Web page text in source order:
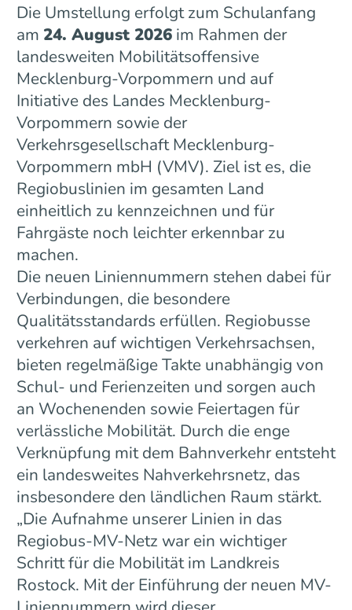
Die Umstellung erfolgt zum Schulanfang
am 24. August 2026im Rahmen der
landesweiten Mobilitätsoffensive
Mecklenburg-Vorpommern und auf
Initiative des Landes Mecklenburg-
Vorpommern sowie der
Verkehrsgesellschaft Mecklenburg-
Vorpommern mbH (VMV). Ziel ist es, die
Regiobuslinien im gesamten Land
einheitlich zu kennzeichnen und für
Fahrgäste noch leichter erkennbar zu
machen.
Die neuen Liniennummern stehen dabei für
Verbindungen, die besondere
Qualitätsstandards erfüllen. Regiobusse
verkehren auf wichtigen Verkehrsachsen,
bieten regelmäßige Takte unabhängig von
Schul- und Ferienzeiten und sorgen auch
an Wochenenden sowie Feiertagen für
verlässliche Mobilität. Durch die enge
Verknüpfung mit dem Bahnverkehr entsteht
ein landesweites Nahverkehrsnetz, das
insbesondere den ländlichen Raum stärkt.
„Die Aufnahme unserer Linien in das
Regiobus-MV-Netz war ein wichtiger
Schritt für die Mobilität im Landkreis
Rostock. Mit der Einführung der neuen MV-